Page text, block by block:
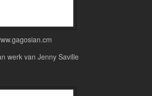
werk van Jenny Saville